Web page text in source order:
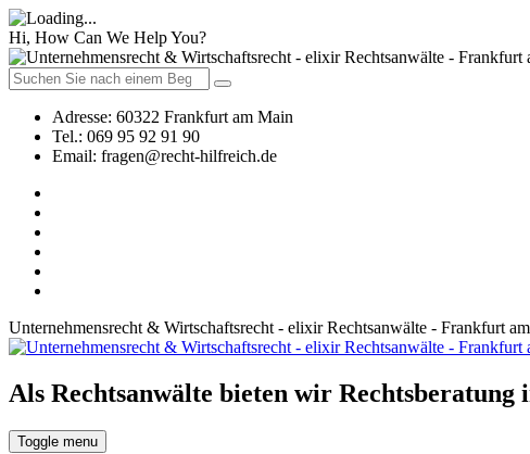
Hi, How Can We Help You?
Adresse: 60322 Frankfurt am Main
Tel.: 069 95 92 91 90
Email: fragen@recht-hilfreich.de
Unternehmensrecht & Wirtschaftsrecht - elixir Rechtsanwälte - Frankfurt
Als Rechtsanwälte bieten wir
Toggle menu